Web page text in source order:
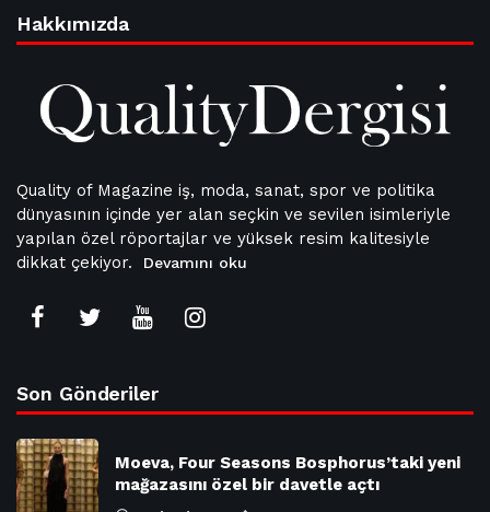
Hakkımızda
Quality of Magazine iş, moda, sanat, spor ve politika
dünyasının içinde yer alan seçkin ve sevilen isimleriyle
yapılan özel röportajlar ve yüksek resim kalitesiyle
dikkat çekiyor.
Devamını oku
Son Gönderiler
Moeva, Four Seasons Bosphorus’taki yeni
mağazasını özel bir davetle açtı